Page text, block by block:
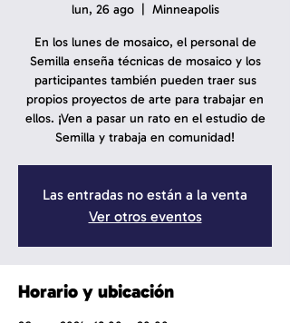
lun, 26 ago
  |
Minneapolis
En los lunes de mosaico, el personal de
Semilla enseña técnicas de mosaico y los
participantes también pueden traer sus
propios proyectos de arte para trabajar en
ellos. ¡Ven a pasar un rato en el estudio de
Semilla y trabaja en comunidad!
Las entradas no están a la venta
Ver otros eventos
Horario y ubicación